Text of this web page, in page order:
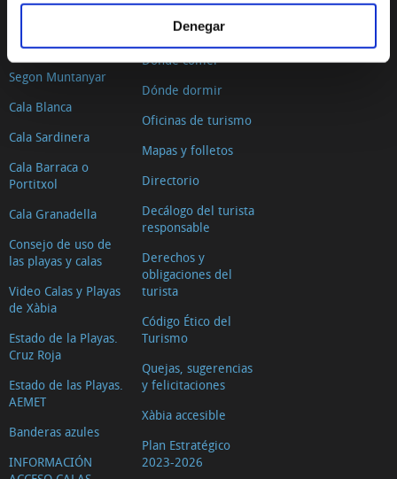
Denegar
El Arenal
Segon Muntanyar
Cala Blanca
Cala Sardinera
Cala Barraca o
Portitxol
Cala Granadella
Consejo de uso de
las playas y calas
Video Calas y Playas
de Xàbia
Estado de la Playas.
Cruz Roja
Estado de las Playas.
AEMET
Banderas azules
INFORMACIÓN
Cómo llegar
Dónde comer
Dónde dormir
Oficinas de turismo
Mapas y folletos
Directorio
Decálogo del turista
responsable
Derechos y
obligaciones del
turista
Código Ético del
Turismo
Quejas, sugerencias
y felicitaciones
Xàbia accesible
Plan Estratégico
2023-2026